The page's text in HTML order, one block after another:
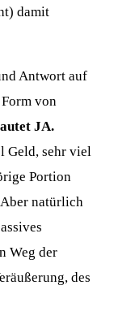
damit
Antwort auf
von
JA.
Geld, sehr viel
Portion
natürlich
Weg der
des